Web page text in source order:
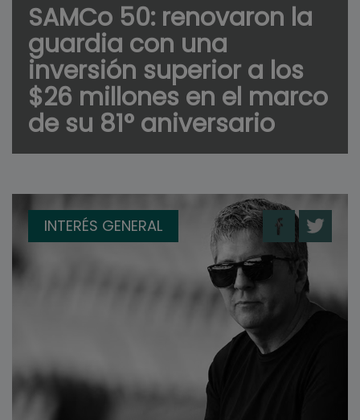
SAMCo 50: renovaron la
guardia con una
inversión superior a los
$26 millones en el marco
de su 81° aniversario
INTERÉS GENERAL